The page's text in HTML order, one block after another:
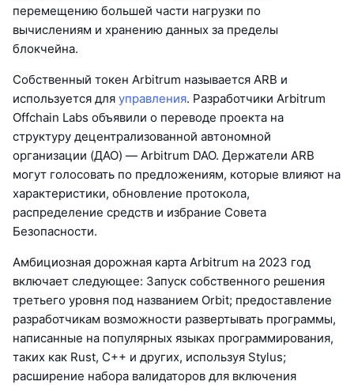
перемещению большей части нагрузки по
вычислениям и хранению данных за пределы
блокчейна.
Собственный токен Arbitrum называется ARB и
используется для управления. Разработчики Arbitrum
Offchain Labs объявили о переводе проекта на
структуру децентрализованной автономной
организации (ДАО) — Arbitrum DAO. Держатели ARB
могут голосовать по предложениям, которые влияют на
характеристики, обновление протокола,
распределение средств и избрание Совета
Безопасности.
Амбициозная дорожная карта Arbitrum на 2023 год
включает следующее: Запуск собственного решения
третьего уровня под названием Orbit; предоставление
разработчикам возможности развертывать программы,
написанные на популярных языках программирования,
таких как Rust, C++ и других, используя Stylus;
расширение набора валидаторов для включения